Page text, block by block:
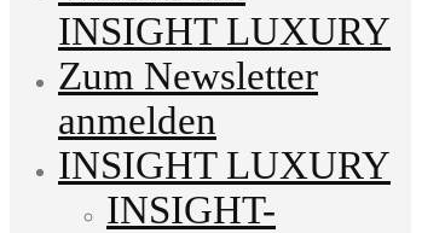
INSIGHT LUXURY
Zum Newsletter
anmelden
INSIGHT LUXURY
INSIGHT-